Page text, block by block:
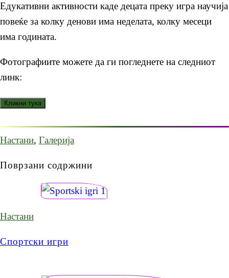
Едукативни активности каде децата преку игра научија
повеќе за колку денови има неделата, колку месеци
има годината.
Фотографиите можете да ги погледнете на следниот
линк:
Настани, Галерија
Поврзани содржини
Настани
Спортски игри